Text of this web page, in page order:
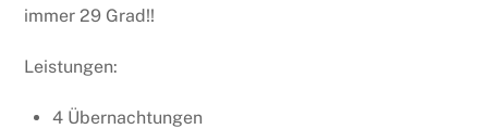
immer 29 Grad!!
Leistungen:
4 Übernachtungen